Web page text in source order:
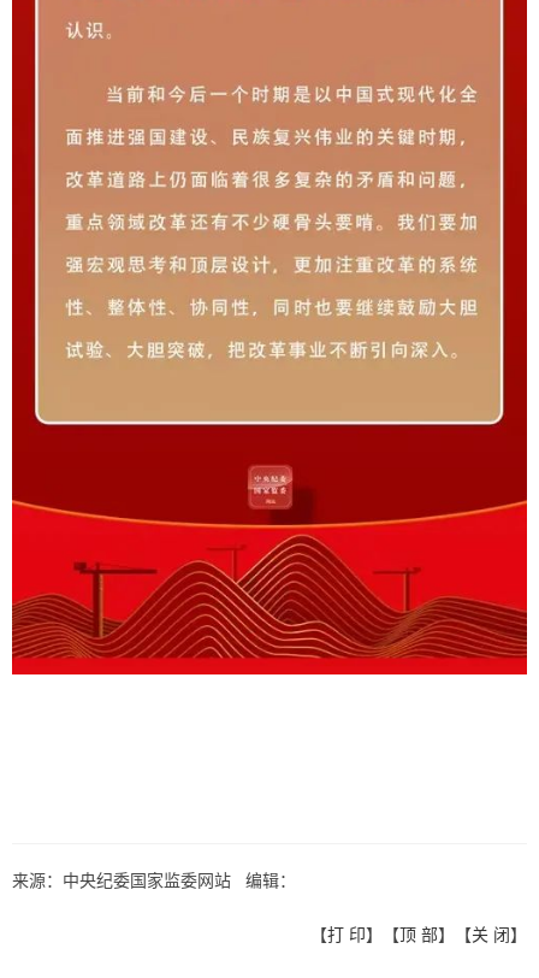
来源：中央纪委国家监委网站 编辑：
【打 印】【顶 部】【关 闭】